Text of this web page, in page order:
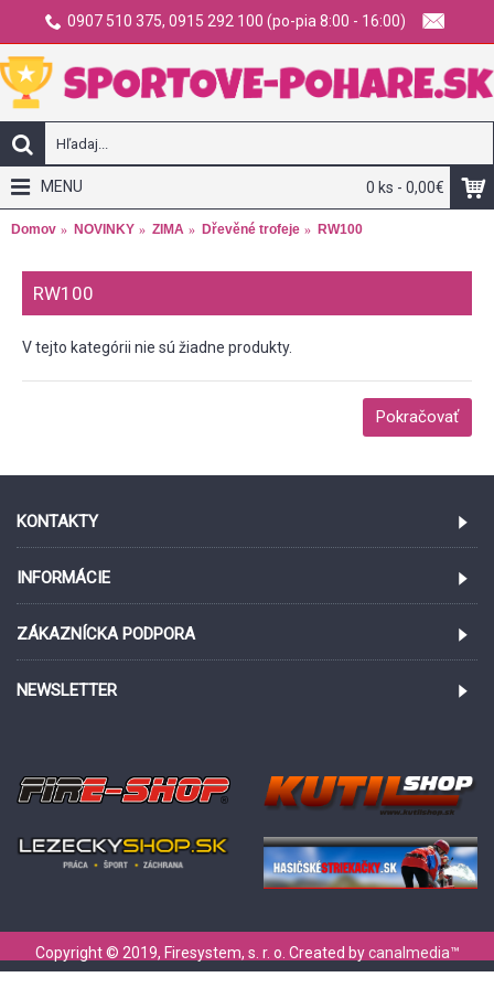
0907 510 375, 0915 292 100 (po-pia 8:00 - 16:00)
0 ks - 0,00€
MENU
Domov NOVINKY ZIMA Dřevěné trofeje RW100
RW100
V tejto kategórii nie sú žiadne produkty.
Pokračovať
KONTAKTY
INFORMÁCIE
ZÁKAZNÍCKA PODPORA
NEWSLETTER
Copyright © 2019, Firesystem, s. r. o. Created bycanalmedia™